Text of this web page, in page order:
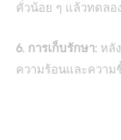
คั่วน้อย ๆ แล้วทดลอ
6. การเก็บรักษา: หลั
ความร้อนและความ